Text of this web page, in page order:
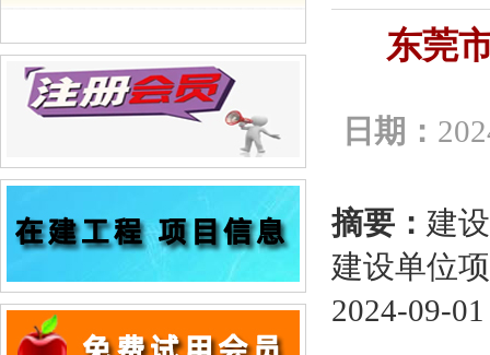
东莞
日期：
摘要： 建
建设单位
2024-09-